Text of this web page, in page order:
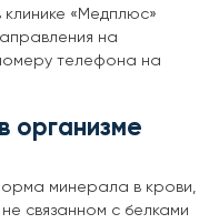
«Медплюс»
на
телефона на
организме
минерала в крови,
связанном с белками